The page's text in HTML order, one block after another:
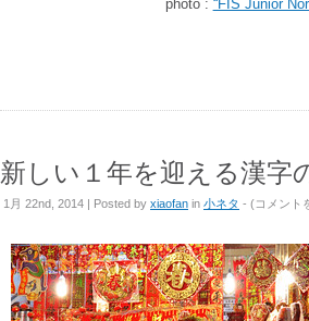
photo : “FIS Junior
新しい１年を迎える漢字
1月 22nd, 2014 | Posted by xiaofan in 小ネタ - (新
い
１
年
を
コメント